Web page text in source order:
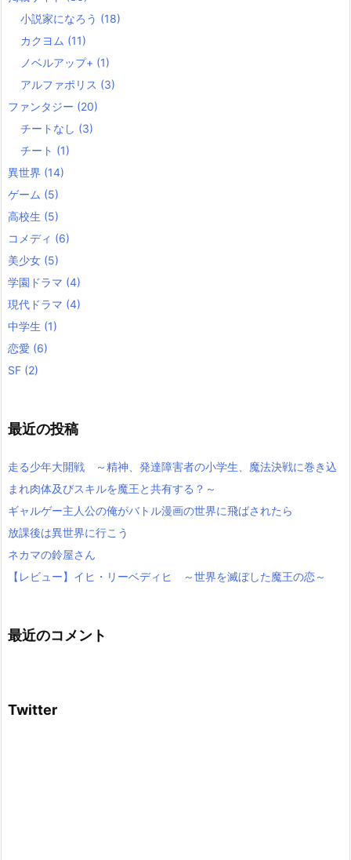
小説家になろう (18)
カクヨム (11)
ノベルアップ+ (1)
アルファポリス (3)
ファンタジー (20)
チートなし (3)
チート (1)
異世界 (14)
ゲーム (5)
高校生 (5)
コメディ (6)
美少女 (5)
学園ドラマ (4)
現代ドラマ (4)
中学生 (1)
恋愛 (6)
SF (2)
最近の投稿
走る少年大開戦 ～精神、発達障害者の小学生、魔法決戦に巻き込
まれ肉体及びスキルを魔王と共有する？～
ギャルゲー主人公の俺がバトル漫画の世界に飛ばされたら
放課後は異世界に行こう
ネカマの鈴屋さん
【レビュー】イヒ・リーベディヒ ～世界を滅ぼした魔王の恋～
最近のコメント
Twitter